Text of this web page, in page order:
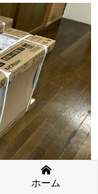
ホーム